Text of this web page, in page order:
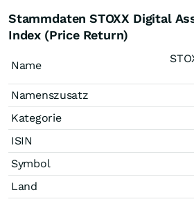
Stammdaten STOXX Digital
Index (Price Return)
Name
Namenszusatz
Kategorie
ISIN
Symbol
Land